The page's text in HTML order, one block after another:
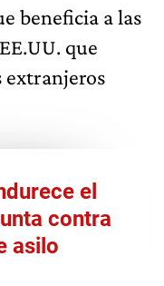
beneficia a las
que
extranjeros
el
contra
asilo